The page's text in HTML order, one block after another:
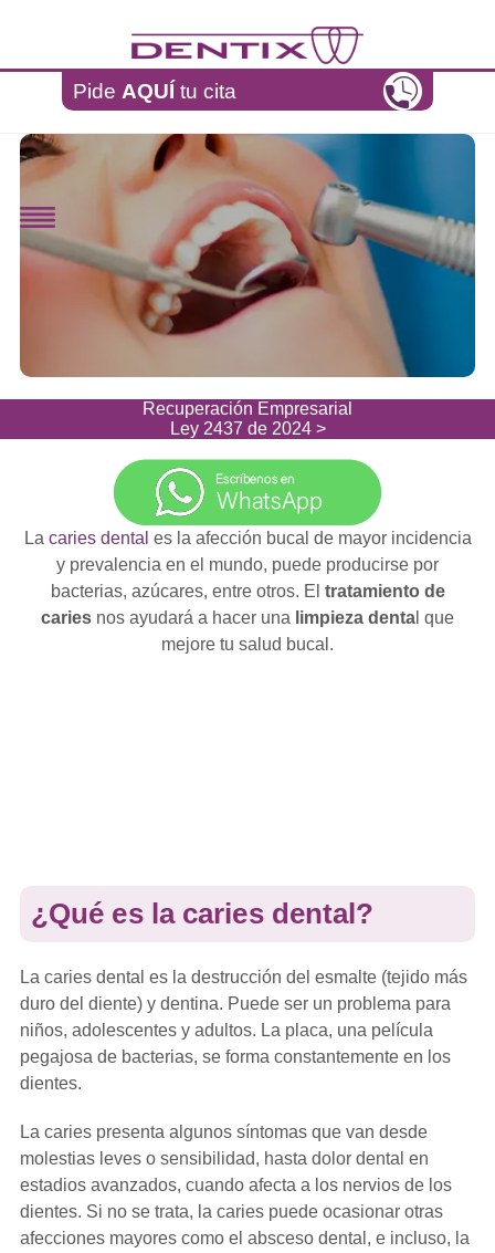
Pide AQUÍ tu cita
Recuperación Empresarial
Ley 2437 de 2024 >
La caries dental es la afección bucal de mayor incidencia
y prevalencia en el mundo, puede producirse por
bacterias, azúcares, entre otros. El tratamiento de
caries nos ayudará a hacer una limpieza denta l que
mejore tu salud bucal.
¿Qué es la caries dental?
La caries dental es la destrucción del esmalte (tejido más
duro del diente) y dentina. Puede ser un problema para
niños, adolescentes y adultos. La placa, una película
pegajosa de bacterias, se forma constantemente en los
dientes.
La caries presenta algunos síntomas que van desde
molestias leves o sensibilidad, hasta dolor dental en
estadios avanzados, cuando afecta a los nervios de los
dientes. Si no se trata, la caries puede ocasionar otras
afecciones mayores como el absceso dental, e incluso, la